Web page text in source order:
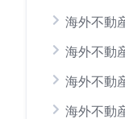
海外不動
海外不動
海外不動
海外不動